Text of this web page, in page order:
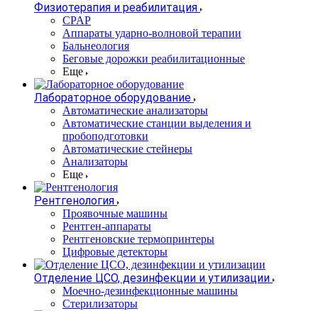
Физиотерапия и реабилитация
CPAP
Аппараты ударно-волновой терапии
Бальнеология
Беговые дорожки реабилитационные
Еще
Лабораторное оборудование
Автоматические анализаторы
Автоматические станции выделения и
пробоподготовки
Автоматические стейнеры
Анализаторы
Еще
Рентгенология
Проявочные машины
Рентген-аппараты
Рентгеновские термопринтеры
Цифровые детекторы
Отделение ЦСО, дезинфекции и утилизации
Моечно-дезинфекционные машины
Стерилизаторы